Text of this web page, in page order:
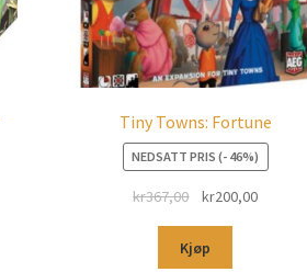
Tiny Towns: Fortune
NEDSATT PRIS (- 46%)
kr367,00 kr200,00
Kjøp